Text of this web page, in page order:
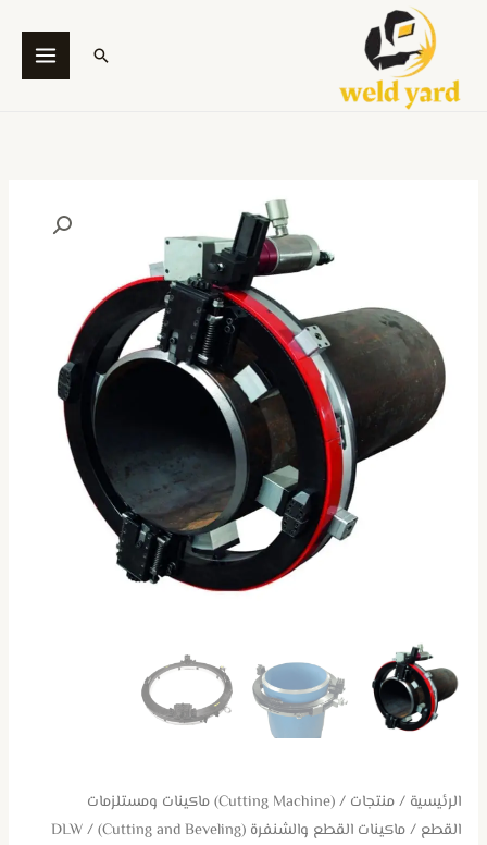
المحتوى
البحث
الرئيسية /منتجات /
(Cutting Machine) ماكينات ومستلزمات
القطع /ماكينات القطع والشنفرة (Cutting and Beveling)
/ DLW
Cutting
And
Beveling
Machine